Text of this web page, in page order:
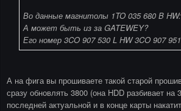
Во данные магнитолы 1TO 035 680 B
А может быть из за GATEWEY?
Его номер 3CO 907 530 L HW 3CO 907 951
А на фига вы прошиваете такой старой
сразу обновлять 3800 (она HDD разбивает на
последней актуальной и в конце карты